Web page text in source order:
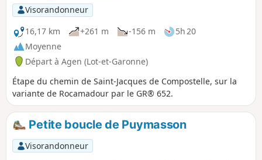
Visorandonneur
16,17 km
+261 m -156 m
5h 20
Moyenne
Départ à Agen (Lot-et-Garonne)
Étape du chemin de Saint-Jacques de Compostelle, sur la
variante de Rocamadour par le GR® 652.
Petite boucle de Puymasson
Visorandonneur